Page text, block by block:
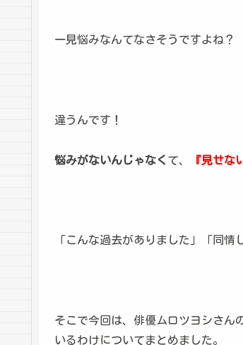
一見悩みなんてなさそうですよね？
違うんです！
悩みがないんじゃなく て、 『見せな
「こんな過去がありました」「同情
そこで今回は、俳優ムロツヨシさん
いるわけについてまとめました。